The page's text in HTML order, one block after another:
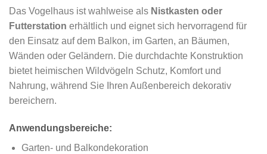
Das Vogelhaus ist wahlweise als Nistkasten oder
Futterstation erhältlich und eignet sich hervorragend für
den Einsatz auf dem Balkon, im Garten, an Bäumen,
Wänden oder Geländern. Die durchdachte Konstruktion
bietet heimischen Wildvögeln Schutz, Komfort und
Nahrung, während Sie Ihren Außenbereich dekorativ
bereichern.
Anwendungsbereiche:
Garten- und Balkondekoration